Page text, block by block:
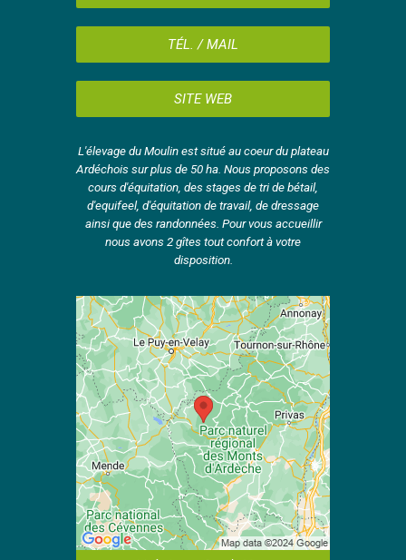
TÉL. / MAIL
SITE WEB
L'élevage du Moulin est situé au coeur du plateau
Ardéchois sur plus de 50 ha. Nous proposons des
cours d'équitation, des stages de tri de bétail,
d'equifeel, d'équitation de travail, de dressage
ainsi que des randonnées. Pour vous accueillir
nous avons 2 gîtes tout confort à votre
disposition.